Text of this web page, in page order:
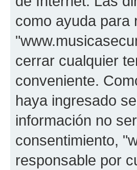
como ayuda
cerrar cualquier
conveniente.
haya ingresado
información no
consentimiento,
responsable por